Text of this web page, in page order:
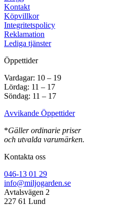
Kontakt
Köpvillkor
Integritetspolicy
Reklamation
Lediga tjänster
Öppettider
Vardagar: 10 – 19
Lördag: 11 – 17
Söndag: 11 – 17
Avvikande Öppettider
*Gäller ordinarie priser
och utvalda varumärken.
Kontakta oss
046-13 01 29
info@miljogarden.se
Avtalsvägen 2
227 61 Lund